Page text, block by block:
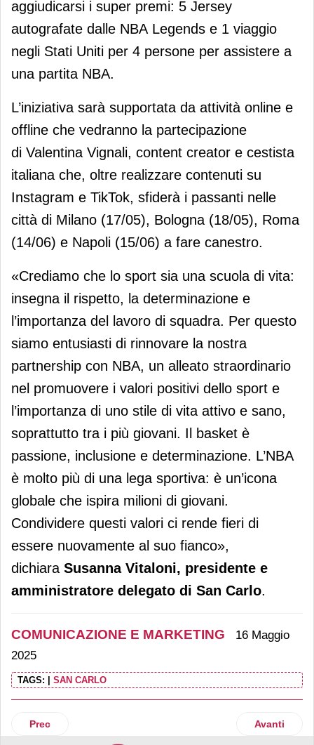
aggiudicarsi i super premi: 5 Jersey
autografate dalle NBA Legends e 1 viaggio
negli Stati Uniti per 4 persone per assistere a
una partita NBA.
L’iniziativa sarà supportata da attività online e
offline che vedranno la partecipazione
di Valentina Vignali, content creator e cestista
italiana che, oltre realizzare contenuti su
Instagram e TikTok, sfiderà i passanti nelle
città di Milano (17/05), Bologna (18/05), Roma
(14/06) e Napoli (15/06) a fare canestro.
«Crediamo che lo sport sia una scuola di vita:
insegna il rispetto, la determinazione e
l’importanza del lavoro di squadra. Per questo
siamo entusiasti di rinnovare la nostra
partnership con NBA, un alleato straordinario
nel promuovere i valori positivi dello sport e
l’importanza di uno stile di vita attivo e sano,
soprattutto tra i più giovani. Il basket è
passione, inclusione e determinazione. L’NBA
è molto più di una lega sportiva: è un’icona
globale che ispira milioni di giovani.
Condividere questi valori ci rende fieri di
essere nuovamente al suo fianco»,
dichiara Susanna Vitaloni, presidente e
amministratore delegato di San Carlo.
COMUNICAZIONE E MARKETING
16 Maggio
2025
TAGS: SAN CARLO
Articolo precedente: La Ventura Padel Marathon approda a
Prec Articolo
Avanti